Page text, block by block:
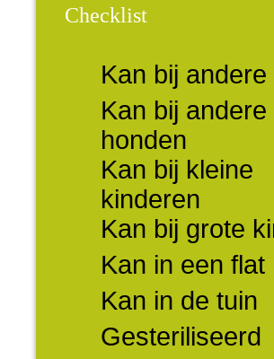
Checklist
Kan bij
Kan bij andere
honden
Kan bij kleine
kinderen
Kan bij grote
Kan in een flat
Kan in de tuin
Gesteriliseerd